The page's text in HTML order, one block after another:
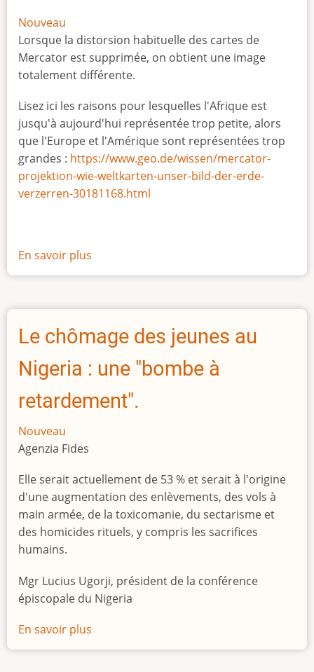
Nouveau
Lorsque la distorsion habituelle des cartes de
Mercator est supprimée, on obtient une image
totalement différente.
Lisez ici les raisons pour lesquelles l'Afrique est
jusqu'à aujourd'hui représentée trop petite, alors
que l'Europe et l'Amérique sont représentées trop
grandes : https://www.geo.de/wissen/mercator-
projektion-wie-weltkarten-unser-bild-der-erde-
verzerren-30181168.html
En savoir plus
La
taille
l'Afrique
Le chômage des jeunes au
Nigeria : une "bombe à
retardement".
Nouveau
Agenzia Fides
Elle serait actuellement de 53 % et serait à l'origine
d'une augmentation des enlèvements, des vols à
main armée, de la toxicomanie, du sectarisme et
des homicides rituels, y compris les sacrifices
humains.
Mgr Lucius Ugorji, président de la conférence
épiscopale du Nigeria
En savoir plus
Le